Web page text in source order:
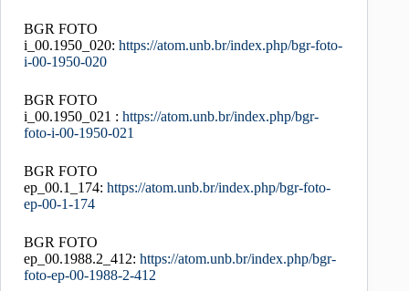
BGR FOTO
i_00.1950_020: https://atom.unb.br/index.php/bgr-foto-
i-00-1950-020
BGR FOTO
i_00.1950_021 : https://atom.unb.br/index.php/bgr-
foto-i-00-1950-021
BGR FOTO
ep_00.1_174: https://atom.unb.br/index.php/bgr-foto-
ep-00-1-174
BGR FOTO
ep_00.1988.2_412: https://atom.unb.br/index.php/bgr-
foto-ep-00-1988-2-412